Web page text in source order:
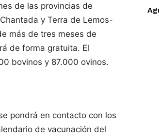
de las provincias de
y Terra de Lemos-
más de tres meses de
de forma gratuita. El
bovinos y 87.000 ovinos.
pondrá en contacto con los
de vacunación del